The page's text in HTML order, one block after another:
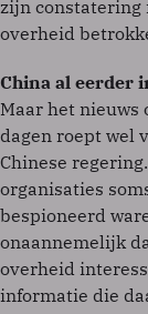
zijn constatering
overheid
China al eerder
Maar het nieuws
dagen roept wel
Chinese
organisaties
bespioneerd
onaannemelijk
overheid
informatie die